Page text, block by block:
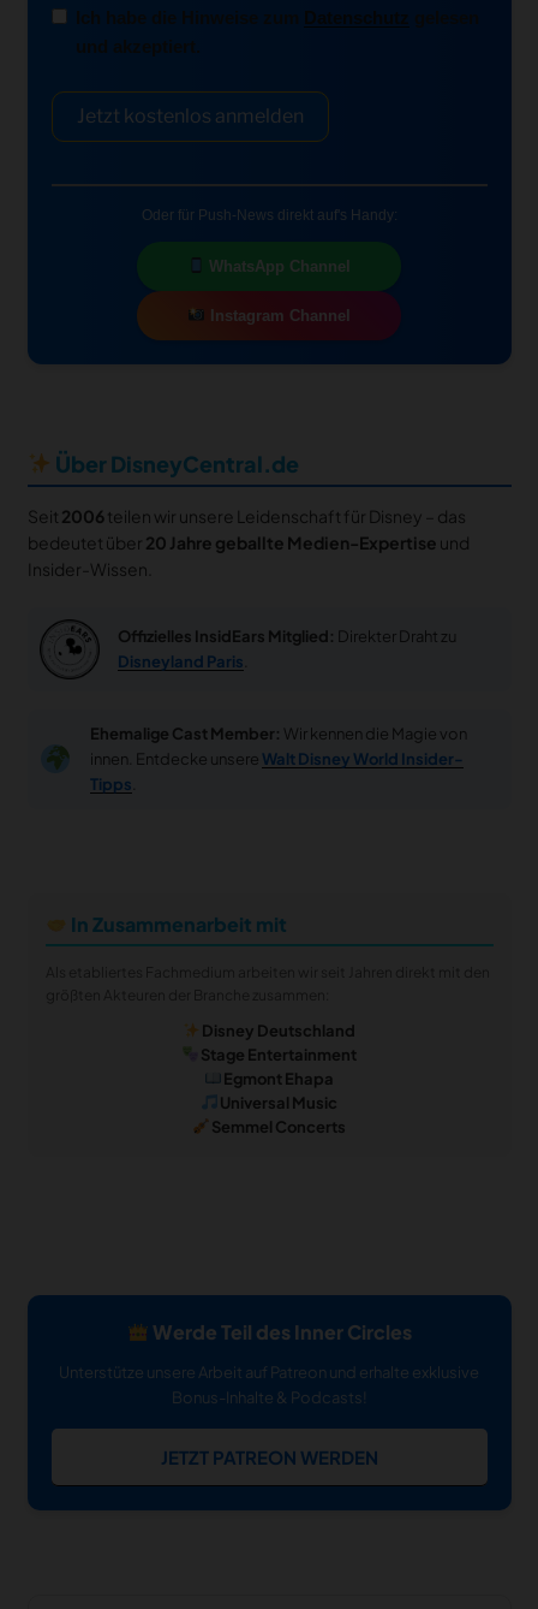
Ich habe die Hinweise zum Datenschutz
und akzeptiert.
Jetzt kostenlos anmelden
Oder für Push-News direkt auf's Handy:
WhatsApp Channel
Instagram Channel
Über DisneyCentral.de
Seit 2006teilen wir unsere Leidenschaft für Disney – das
bedeutet über 20 Jahre geballte Medien-Expertise und
Insider-Wissen.
Offizielles InsidEars Mitglied: Direkter Draht zu
Disneyland Paris
Ehemalige Cast Member: Wir kennen die Magie von
innen. Entdecke unsere Walt Disney World Insider-
Tipps
In Zusammenarbeit mit
Disney Deutschland
Stage Entertainment
Egmont Ehapa
Universal Music
Semmel Concerts
Werde Teil des Inner Circles
Unterstütze unsere Arbeit auf Patreon und erhalte exklusive
Bonus-Inhalte & Podcasts!
JETZT PATREON WERDEN